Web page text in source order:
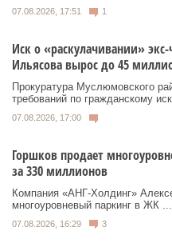
07.08.2026, 17:51 1
Иск о «раскулачивании»
Ильясова вырос до 45
Прокуратура Муслюмовского
требований по гражданскому
07.08.2026, 17:00
Горшков продает
за 330 миллионов
Компания «АНГ-Холдинг»
многоуровневый паркинг в ЖК ...
07.08.2026, 16:29 3